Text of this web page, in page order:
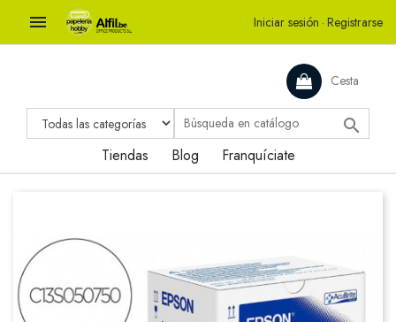
 Iniciar sesión · Registrarse
Cesta

Tiendas Blog Franquíciate